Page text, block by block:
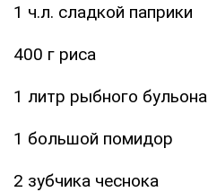
1 ч.л. сладкой паприки
400 г риса
1 литр рыбного бульона
1 большой помидор
2 зубчика чеснока